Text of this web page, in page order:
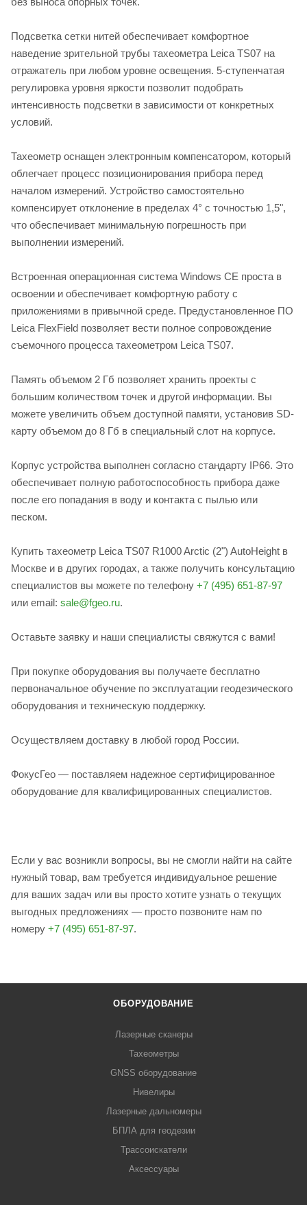
Подсветка сетки нитей обеспечивает комфортное
наведение зрительной трубы тахеометра Leica TS07 на
отражатель при любом уровне освещения. 5-ступенчатая
регулировка уровня яркости позволит подобрать
интенсивность подсветки в зависимости от конкретных
условий.
Тахеометр оснащен электронным компенсатором, который
облегчает процесс позиционирования прибора перед
началом измерений. Устройство самостоятельно
компенсирует отклонение в пределах 4° с точностью 1,5",
что обеспечивает минимальную погрешность при
выполнении измерений.
Встроенная операционная система Windows CE проста в
освоении и обеспечивает комфортную работу с
приложениями в привычной среде. Предустановленное ПО
Leica FlexField позволяет вести полное сопровождение
съемочного процесса тахеометром Leica TS07.
Память объемом 2 Гб позволяет хранить проекты с
большим количеством точек и другой информации. Вы
можете увеличить объем доступной памяти, установив SD-
карту объемом до 8 Гб в специальный слот на корпусе.
Корпус устройства выполнен согласно стандарту IP66. Это
обеспечивает полную работоспособность прибора даже
после его попадания в воду и контакта с пылью или
песком.
Купить тахеометр Leica TS07 R1000 Arctic (2") AutoHeight в
Москве и в других городах, а также получить консультацию
специалистов вы можете по телефону +7 (495) 651-87-97
или email: sale@fgeo.ru.
Оставьте заявку и наши специалисты свяжутся с вами!
При покупке оборудования вы получаете бесплатно
первоначальное обучение по эксплуатации геодезического
оборудования и техническую поддержку.
Осуществляем доставку в любой город России.
ФокусГео — поставляем надежное сертифицированное
оборудование для квалифицированных специалистов.
Если у вас возникли вопросы, вы не смогли найти на сайте
нужный товар, вам требуется индивидуальное решение
для ваших задач или вы просто хотите узнать о текущих
выгодных предложениях — просто позвоните нам по
номеру +7 (495) 651-87-97.
ОБОРУДОВАНИЕ
Лазерные сканеры
Тахеометры
GNSS оборудование
Нивелиры
Лазерные дальномеры
БПЛА для геодезии
Трассоискатели
Аксессуары